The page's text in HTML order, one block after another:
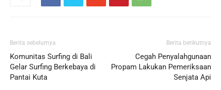
Berita sebelumya
Komunitas Surfing di Bali
Gelar Surfing Berkebaya di
Pantai Kuta
Berita berikutnya
Cegah Penyalahgunaan
Propam Lakukan Pemeriksaan
Senjata Api